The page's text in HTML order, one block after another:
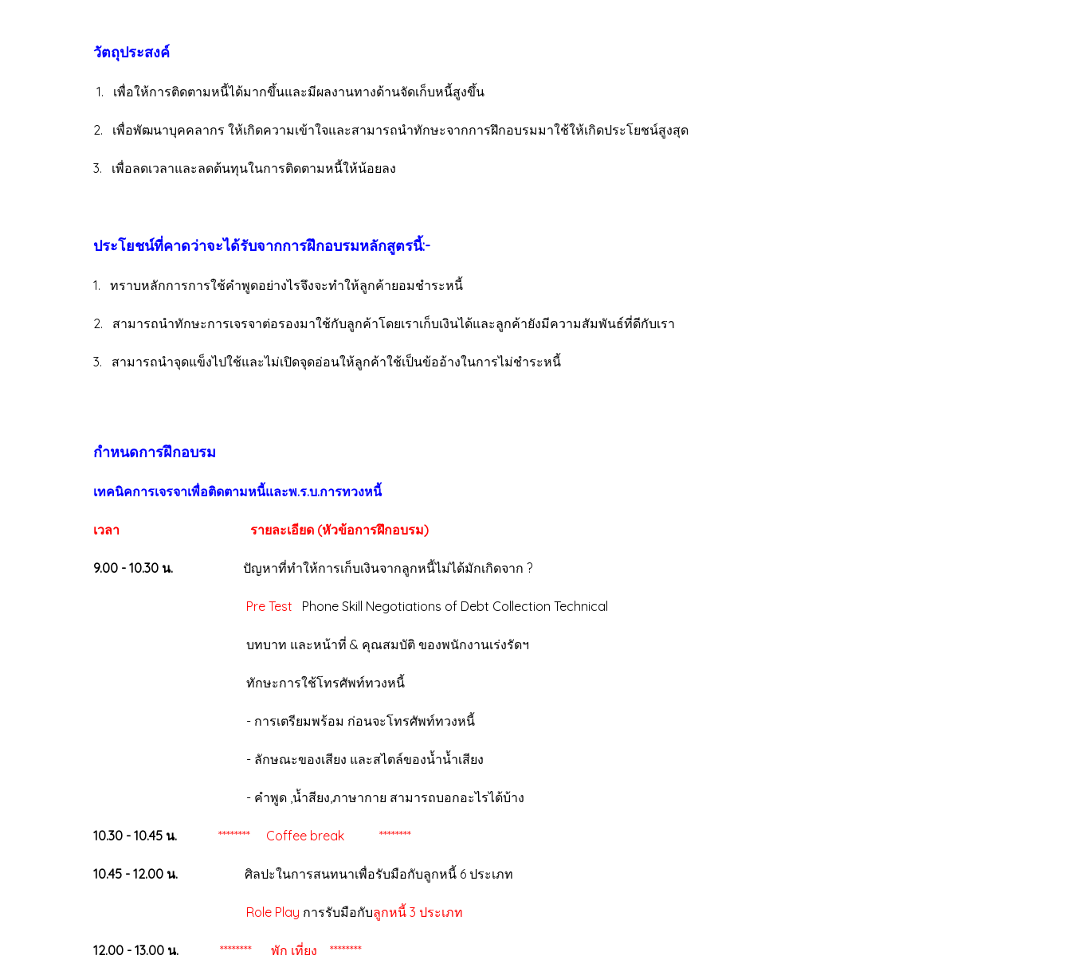
วัตถุประสงค์
1. เพื่อให้การติดตามหนี้ได้มากขึ้นและมีผลงานทางด้านจัดเก็บหนี้สูงขึ้น
2. เพื่อพัฒนาบุคคลากร ให้เกิดความเข้าใจและสามารถนำทักษะจากการฝึกอบรมมาใช้ให้เกิดประโยชน์สูงสุด
3. เพื่อลดเวลาและลดต้นทุนในการติดตามหนี้ให้น้อยลง
ประโยชน์ที่คาดว่าจะได้รับจากการฝึกอบรมหลักสูตรนี้:-
1. ทราบหลักการการใช้คำพูดอย่างไรจึงจะทำให้ลูกค้ายอมชำระหนี้
2. สามารถนำทักษะการเจรจาต่อรองมาใช้กับลูกค้าโดยเราเก็บเงินได้และลูกค้ายังมีความสัมพันธ์ที่ดีกับเรา
3. สามารถนำจุดแข็งไปใช้และไม่เปิดจุดอ่อนให้ลูกค้าใช้เป็นข้ออ้างในการไม่ชำระหนี้
กำหนดการฝึกอบรม
เทคนิคการเจรจาเพื่อติดตามหนี้และพ.ร.บ.การทวงหนี้
เวลา รายละเอียด (หัวข้อการฝึกอบรม)
9.00 - 10.30 น. ปัญหาที่ทำให้การเก็บเงินจากลูกหนี้ไม่ได้มักเกิดจาก ?
Pre Test Phone Skill Negotiations of Debt Collection Technical
บทบาท และหน้าที่ & คุณสมบัติ ของพนักงานเร่งรัดฯ
ทักษะการใช้โทรศัพท์ทวงหนี้
- การเตรียมพร้อม ก่อนจะโทรศัพท์ทวงหนี้
- ลักษณะของเสียง และสไตล์ของน้ำน้ำเสียง
- คำพูด ,น้ำสียง,ภาษากาย สามารถบอกอะไรได้บ้าง
10.30 - 10.45 น. ******** Coffee break ********
10.45 - 12.00 น. ศิลปะในการสนทนาเพื่อรับมือกับลูกหนี้ 6 ประเภท
Role Play การรับมือกับลูกหนี้ 3 ประเภท
12.00 - 13.00 น. ******** พัก เที่ยง ********